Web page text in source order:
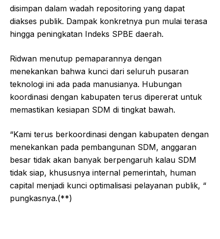
disimpan dalam wadah repositoring yang dapat
diakses publik. Dampak konkretnya pun mulai terasa
hingga peningkatan Indeks SPBE daerah.
Ridwan menutup pemaparannya dengan
menekankan bahwa kunci dari seluruh pusaran
teknologi ini ada pada manusianya. Hubungan
koordinasi dengan kabupaten terus dipererat untuk
memastikan kesiapan SDM di tingkat bawah.
“Kami terus berkoordinasi dengan kabupaten dengan
menekankan pada pembangunan SDM, anggaran
besar tidak akan banyak berpengaruh kalau SDM
tidak siap, khususnya internal pemerintah, human
capital menjadi kunci optimalisasi pelayanan publik, “
pungkasnya.(**)